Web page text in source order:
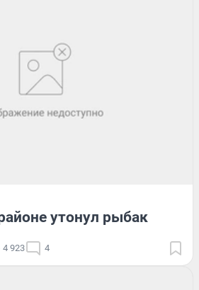
утонул рыбак
4 923 4